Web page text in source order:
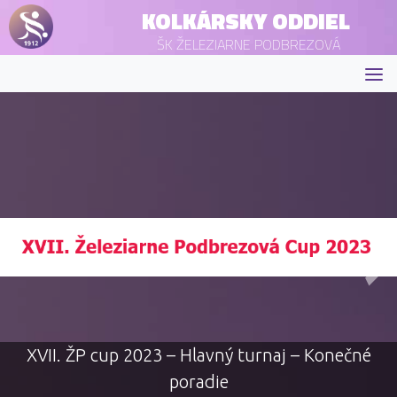
KOLKÁRSKY ODDIEL
ŠK ŽELEZIARNE PODBREZOVÁ
XVII. ŽP cup 2023 – Hlavný turnaj – Konečné
poradie